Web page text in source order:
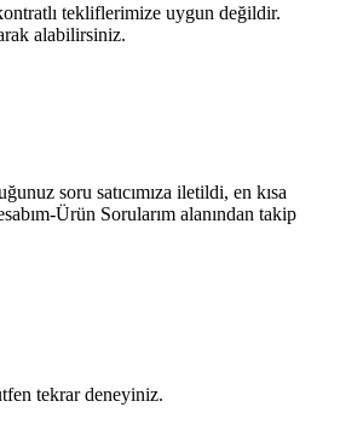
tekliflerimize uygun değildir.
alabilirsiniz.
soru satıcımıza iletildi, en kısa
Ürün Sorularım alanından takip
tekrar deneyiniz.